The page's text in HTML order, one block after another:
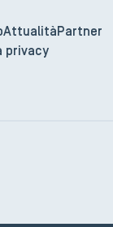
Attualità Partner
privacy